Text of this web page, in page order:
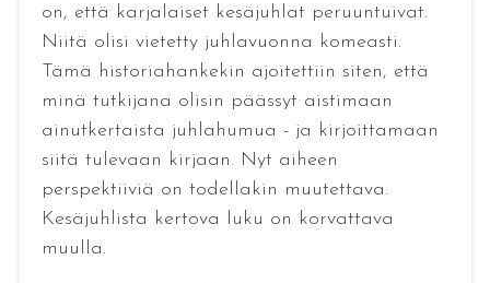
on, että karjalaiset kesäjuhlat peruuntuivat.
Niitä olisi vietetty juhlavuonna komeasti.
Tämä historiahankekin ajoitettiin siten, että
minä tutkijana olisin päässyt aistimaan
ainutkertaista juhlahumua - ja kirjoittamaan
siitä tulevaan kirjaan. Nyt aiheen
perspektiiviä on todellakin muutettava.
Kesäjuhlista kertova luku on korvattava
muulla.